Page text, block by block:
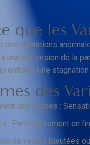
que les
des dilatations
une distension de la
entraîne une
des
des jambes :
: Particulièrement en
de veines bleutées